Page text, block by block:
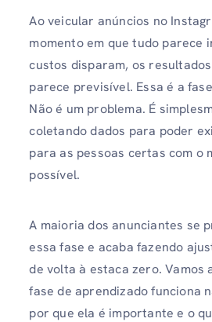
Ao veicular anúncios no
momento em que tudo parece
custos disparam, os
parece previsível. Essa é a
Não é um problema. É
coletando dados para poder
para as pessoas certas com o
possível.
A maioria dos anunciantes se
essa fase e acaba fazendo
de volta à estaca zero. Vamos
fase de aprendizado funciona
por que ela é importante e o